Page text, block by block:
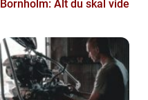
Bornholm: Alt du skal vide